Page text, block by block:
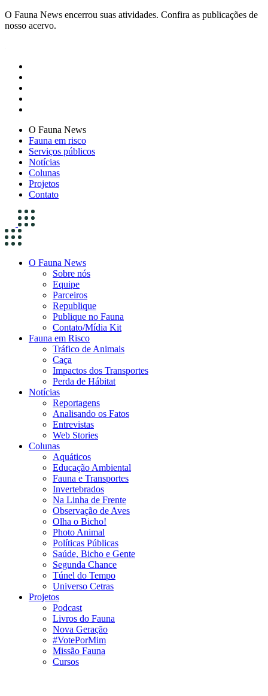
O Fauna News encerrou suas atividades. Confira as publicações de
nosso acervo.
O Fauna News
Fauna em risco
Serviços públicos
Notícias
Colunas
Projetos
Contato
O Fauna News
Sobre nós
Equipe
Parceiros
Republique
Publique no Fauna
Contato/Mídia Kit
Fauna em Risco
Tráfico de Animais
Caça
Impactos dos Transportes
Perda de Hábitat
Notícias
Reportagens
Analisando os Fatos
Entrevistas
Web Stories
Colunas
Aquáticos
Educação Ambiental
Fauna e Transportes
Invertebrados
Na Linha de Frente
Observação de Aves
Olha o Bicho!
Photo Animal
Políticas Públicas
Saúde, Bicho e Gente
Segunda Chance
Túnel do Tempo
Universo Cetras
Projetos
Podcast
Livros do Fauna
Nova Geração
#VotePorMim
Missão Fauna
Cursos